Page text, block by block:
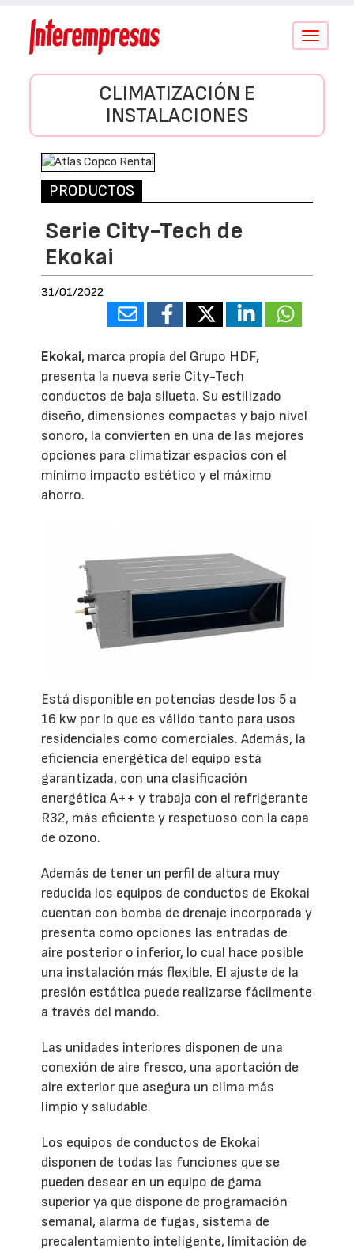
Conmutar
CLIMATIZACIÓN E
INSTALACIONES
PRODUCTOS
Serie City-Tech de
Ekokai
31/01/2022
Ekokai, marca propia del Grupo HDF,
presenta la nueva serie City-Tech
conductos de baja silueta. Su estilizado
diseño, dimensiones compactas y bajo nivel
sonoro, la convierten en una de las mejores
opciones para climatizar espacios con el
mínimo impacto estético y el máximo
ahorro.
Está disponible en potencias desde los 5 a
16 kw por lo que es válido tanto para usos
residenciales como comerciales. Además, la
eficiencia energética del equipo está
garantizada, con una clasificación
energética A++ y trabaja con el refrigerante
R32, más eficiente y respetuoso con la capa
de ozono.
Además de tener un perfil de altura muy
reducida los equipos de conductos de Ekokai
cuentan con bomba de drenaje incorporada y
presenta como opciones las entradas de
aire posterior o inferior, lo cual hace posible
una instalación más flexible. El ajuste de la
presión estática puede realizarse fácilmente
a través del mando.
Las unidades interiores disponen de una
conexión de aire fresco, una aportación de
aire exterior que asegura un clima más
limpio y saludable.
Los equipos de conductos de Ekokai
disponen de todas las funciones que se
pueden desear en un equipo de gama
superior ya que dispone de programación
semanal, alarma de fugas, sistema de
precalentamiento inteligente, limitación de